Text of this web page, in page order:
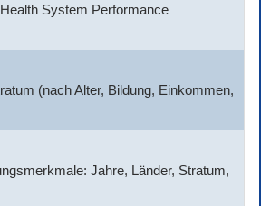
System Performance
(nach Alter, Bildung, Einkommen,
Jahre, Länder, Stratum,